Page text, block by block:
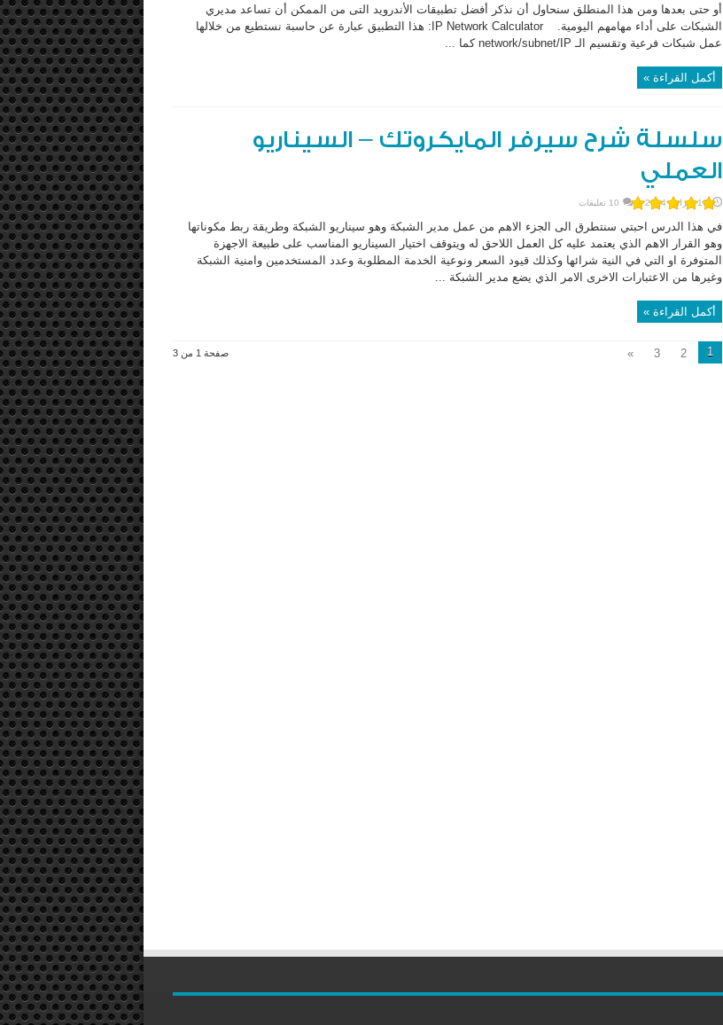
أو حتى بعدها ومن هذا المنطلق سنحاول أن نذكر أفضل تطبيقات الأندرويد التى من الممكن أن تساعد مديري
الشبكات على أداء مهامهم اليومية. IP Network Calculator: هذا التطبيق عبارة عن حاسبة نستطيع من خلالها
عمل شبكات فرعية وتقسيم الـ network/subnet/IP كما ...
أكمل القراءة »
سلسلة شرح سيرفر المايكروتك – السيناريو
العملي
16 فبراير، 2014 10 تعليقات
في هذا الدرس احبتي سنتطرق الى الجزء الاهم من عمل مدير الشبكة وهو سيناريو الشبكة وطريقة ربط مكوناتها
وهو القرار الاهم الذي يعتمد عليه كل العمل اللاحق له ويتوقف اختيار السيناريو المناسب على طبيعة الاجهزة
المتوفرة او التي في النية شرائها وكذلك قيود السعر ونوعية الخدمة المطلوبة وعدد المستخدمين وامنية الشبكة
وغيرها من الاعتبارات الاخرى الامر الذي يضع مدير الشبكة ...
أكمل القراءة »
صفحة 1 من 3 1
2
3
»